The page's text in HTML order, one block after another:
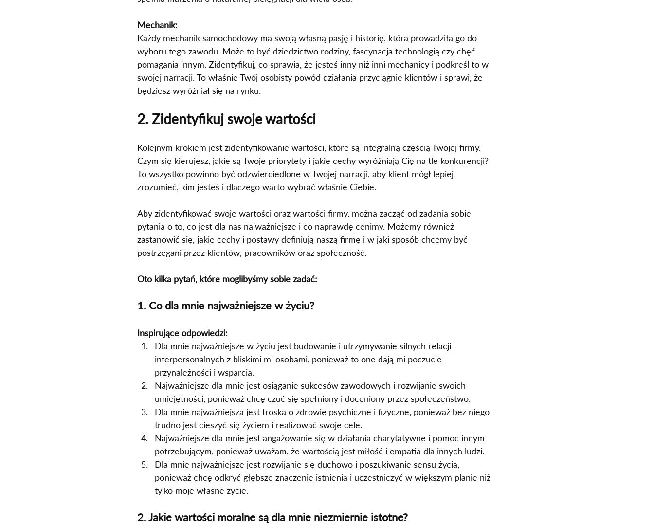
Mechanik:
Każdy mechanik samochodowy ma swoją własną pasję i historię, która prowadziła go do
wyboru tego zawodu. Może to być dziedzictwo rodziny, fascynacja technologią czy chęć
pomagania innym. Zidentyfikuj, co sprawia, że jesteś inny niż inni mechanicy i podkreśl to w
swojej narracji. To właśnie Twój osobisty powód działania przyciągnie klientów i sprawi, że
będziesz wyróżniał się na rynku.
2. Zidentyfikuj swoje wartości
Kolejnym krokiem jest zidentyfikowanie wartości, które są integralną częścią Twojej firmy.
Czym się kierujesz, jakie są Twoje priorytety i jakie cechy wyróżniają Cię na tle konkurencji?
To wszystko powinno być odzwierciedlone w Twojej narracji, aby klient mógł lepiej
zrozumieć, kim jesteś i dlaczego warto wybrać właśnie Ciebie.
Aby zidentyfikować swoje wartości oraz wartości firmy, można zacząć od zadania sobie
pytania o to, co jest dla nas najważniejsze i co naprawdę cenimy. Możemy również
zastanowić się, jakie cechy i postawy definiują naszą firmę i w jaki sposób chcemy być
postrzegani przez klientów, pracowników oraz społeczność.
Oto kilka pytań, które moglibyśmy sobie zadać:
1. Co dla mnie najważniejsze w życiu?
Inspirujące odpowiedzi:
Dla mnie najważniejsze w życiu jest budowanie i utrzymywanie silnych relacji
interpersonalnych z bliskimi mi osobami, ponieważ to one dają mi poczucie
przynależności i wsparcia.
Najważniejsze dla mnie jest osiąganie sukcesów zawodowych i rozwijanie swoich
umiejętności, ponieważ chcę czuć się spełniony i doceniony przez społeczeństwo.
Dla mnie najważniejsza jest troska o zdrowie psychiczne i fizyczne, ponieważ bez niego
trudno jest cieszyć się życiem i realizować swoje cele.
Najważniejsze dla mnie jest angażowanie się w działania charytatywne i pomoc innym
potrzebującym, ponieważ uważam, że wartością jest miłość i empatia dla innych ludzi.
Dla mnie najważniejsze jest rozwijanie się duchowo i poszukiwanie sensu życia,
ponieważ chcę odkryć głębsze znaczenie istnienia i uczestniczyć w większym planie niż
tylko moje własne życie.
2. Jakie wartości moralne są dla mnie niezmiernie istotne?